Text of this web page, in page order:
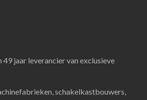
49 jaar leverancier van exclusieve
schakelkastbouwers,